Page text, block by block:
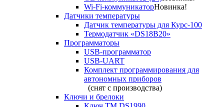
Wi-Fi-коммуникаторНовинка!
Датчики температуры
Датчик температуры для Курс-100
Термодатчик «DS18B20»
Программаторы
USB-программатор
USB-UART
Комплект программирования для
автономных приборов
(снят с производства)
Ключи и брелоки